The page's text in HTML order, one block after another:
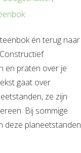
én terug naar
en praten over je
gaat over
ze zijn
Bij sommige
deze planeetstanden